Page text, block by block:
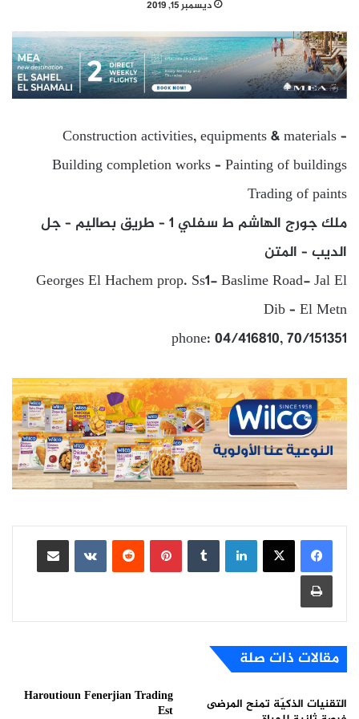
ديسمبر 15, 2019
Construction activities, equipments & materials –
Building completion works – Painting of buildings
Trading of paints
ملك جورج الهاشم ط سفلي 1 – طريق بصاليم – جل
الديب – المتن
Georges El Hachem prop. Ss1- Baslime Road- Jal El
Dib – El Metn
phone: 04/416810, 70/151351
لينكدإن بينتيريست
مشاركة عبر البريد
طباعة
مقالات ذات صلة
التقنيات الذكيّة تمنح المرضى
Haroutioun Fenerjian Trading
Est